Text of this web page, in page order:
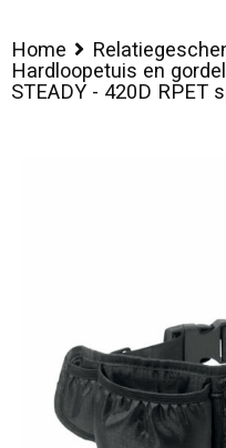
Home
Hardloopetuis en
STEADY - 420D RPET